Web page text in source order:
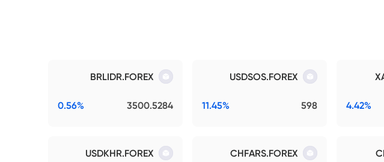
4.42%
USDSOS.FOREX
598
11.45%
BRLIDR.FOREX
3500.5284
0.56%
CHFARS.FOREX
USDKHR.FOREX